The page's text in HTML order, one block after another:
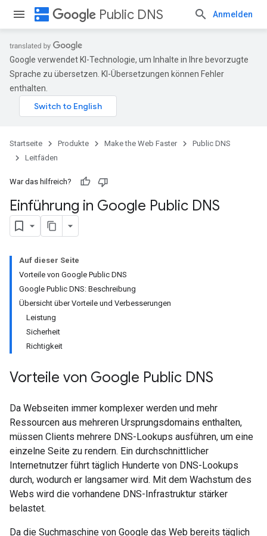
dns Public DNS Anmelden
Google verwendet KI-Technologie, um Inhalte in Ihre bevorzugte
Sprache zu übersetzen. KI-Übersetzungen können Fehler
enthalten.
Startseite Produkte Make the Web Faster
Public DNS
Leitfäden
War das hilfreich?
Einführung in Google Public DNS
Auf dieser Seite
Vorteile von Google Public DNS
Google Public DNS: Beschreibung
Übersicht über Vorteile und Verbesserungen
Leistung
Sicherheit
Richtigkeit
Vorteile von Google Public DNS
Da Webseiten immer komplexer werden und mehr
Ressourcen aus mehreren Ursprungsdomains enthalten,
müssen Clients mehrere DNS-Lookups ausführen, um eine
einzelne Seite zu rendern. Ein durchschnittlicher
Internetnutzer führt täglich Hunderte von DNS-Lookups
durch, wodurch er langsamer wird. Mit dem Wachstum des
Webs wird die vorhandene DNS-Infrastruktur stärker
belastet.
Da die Suchmaschine von Google das Web bereits täglich